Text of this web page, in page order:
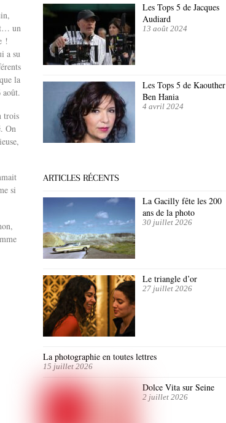
un
!
a su
la
août.
trois
On
si
Les Tops 5 de Jacques
Audiard
13 août 2024
Les Tops 5 de Kaouther
Ben Hania
4 avril 2024
ARTICLES RÉCENTS
La Gacilly fête les 200
ans de la photo
30 juillet 2026
Le triangle d’or
27 juillet 2026
La photographie en toutes lettres
15 juillet 2026
Dolce Vita sur Seine
2 juillet 2026